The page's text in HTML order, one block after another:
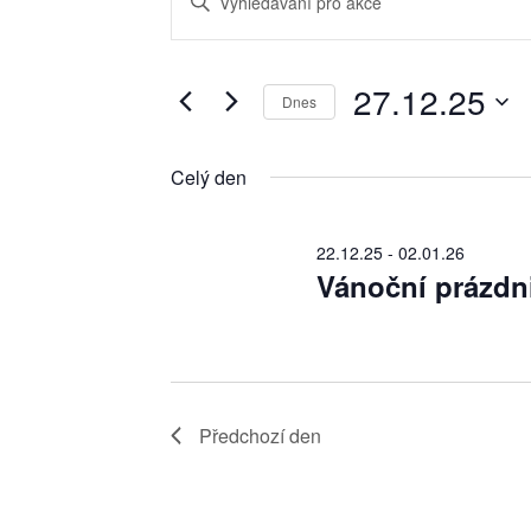
for
27.12.25
pro
hledání
zobrazení
for
Keyword.
Dnes 27.12.25
datum.
Celý den
Vánoční
22.12.25- 02.01.26
Předchozí den